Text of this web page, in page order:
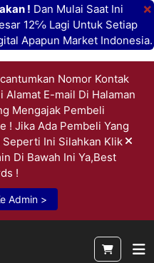
×
! Dan Mulai Saat Ini
12℅ Lagi Untuk Setiap
Apapun Market Indonesia.
Nomor Kontak
Alamat E-mail Di Halaman
Mengajak Pembeli
! Jika Ada Pembeli Yang
Ini Silahkan Klik
Di Bawah Ini Ya,Best
!
Admin >